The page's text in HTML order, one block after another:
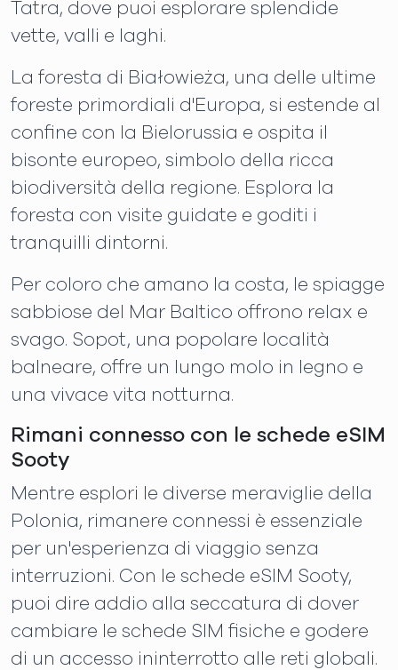
Tatra, dove puoi esplorare splendide
vette, valli e laghi.
La foresta di Białowieża, una delle ultime
foreste primordiali d'Europa, si estende al
confine con la Bielorussia e ospita il
bisonte europeo, simbolo della ricca
biodiversità della regione. Esplora la
foresta con visite guidate e goditi i
tranquilli dintorni.
Per coloro che amano la costa, le spiagge
sabbiose del Mar Baltico offrono relax e
svago. Sopot, una popolare località
balneare, offre un lungo molo in legno e
una vivace vita notturna.
Rimani connesso con le schede eSIM
Sooty
Mentre esplori le diverse meraviglie della
Polonia, rimanere connessi è essenziale
per un'esperienza di viaggio senza
interruzioni. Con le schede eSIM Sooty,
puoi dire addio alla seccatura di dover
cambiare le schede SIM fisiche e godere
di un accesso ininterrotto alle reti globali.